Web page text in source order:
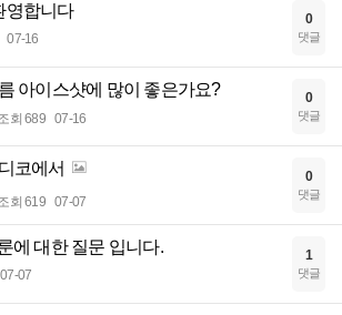
영합니다
07-16
0
댓글
아이스샷에 많이 좋은가요?
회 689 07-16
0
댓글
코에서
회 619 07-07
0
댓글
에 대한 질문 입니다.
07-07
1
댓글